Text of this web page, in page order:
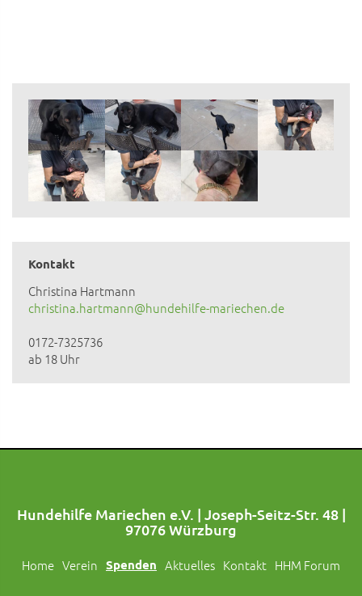
Kontakt
Christina Hartmann
christina.hartmann@hundehilfe-mariechen.de
0172-7325736
ab 18 Uhr
Hundehilfe Mariechen e.V. | Joseph-Seitz-Str. 48 |
97076 Würzburg
Home Verein Spenden Aktuelles Kontakt HHM Forum